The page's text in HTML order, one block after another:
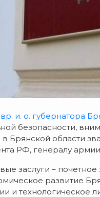
и. о. губернатора
безопасности,
Брянской области
РФ, генералу
заслуги –
развитие
и технологическое